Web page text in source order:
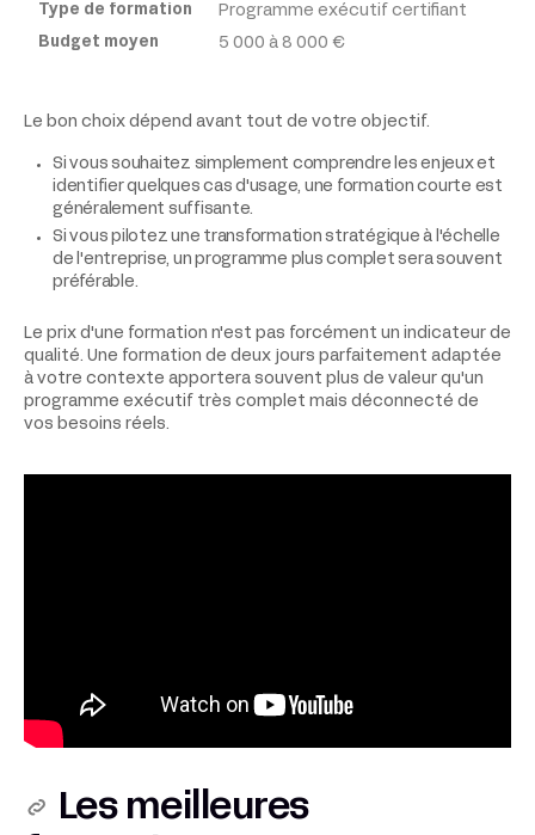
Programme exécutif certifiant
5 000 à 8 000 €
Le bon choix dépend avant tout de votre objectif.
Si vous souhaitez simplement comprendre les enjeux et
identifier quelques cas d'usage, une formation courte est
généralement suffisante.
Si vous pilotez une transformation stratégique à l'échelle
de l'entreprise, un programme plus complet sera souvent
préférable.
Le prix d'une formation n'est pas forcément un indicateur de
qualité. Une formation de deux jours parfaitement adaptée
à votre contexte apportera souvent plus de valeur qu'un
programme exécutif très complet mais déconnecté de
vos besoins réels.
Les meilleures